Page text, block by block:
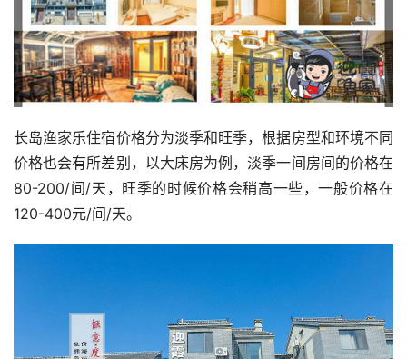
长岛渔家乐住宿价格分为淡季和旺季，根据房型和环境不同
价格也会有所差别，以大床房为例，淡季一间房间的价格在
80-200/间/天，旺季的时候价格会稍高一些，一般价格在
120-400元/间/天。